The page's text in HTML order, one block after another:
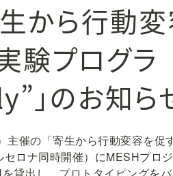
生から行動
験プログラ
」のお知ら
催の「寄生から行動変容を促
ロナ同時開催）にMESHプロ